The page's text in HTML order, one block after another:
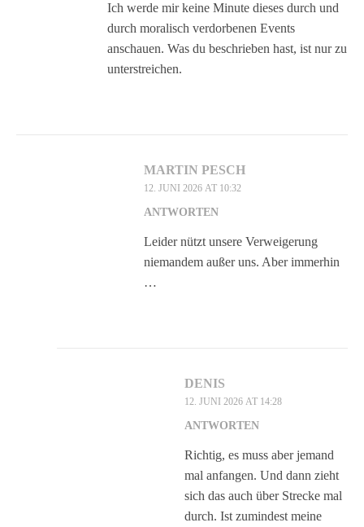
Ich werde mir keine Minute dieses durch und
durch moralisch verdorbenen Events
anschauen. Was du beschrieben hast, ist nur zu
unterstreichen.
MARTIN PESCH
12. JUNI 2026 AT 10:32
ANTWORTEN
Leider nützt unsere Verweigerung
niemandem außer uns. Aber immerhin
…
DENIS
12. JUNI 2026 AT 14:28
ANTWORTEN
Richtig, es muss aber jemand
mal anfangen. Und dann zieht
sich das auch über Strecke mal
durch. Ist zumindest meine